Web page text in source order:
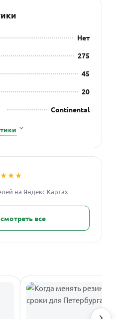
Нет
275
45
20
Continental
на Яндекс Картах
все